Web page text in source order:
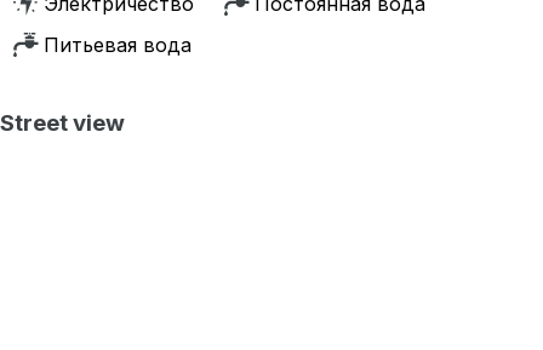
Питьевая вода
Street view